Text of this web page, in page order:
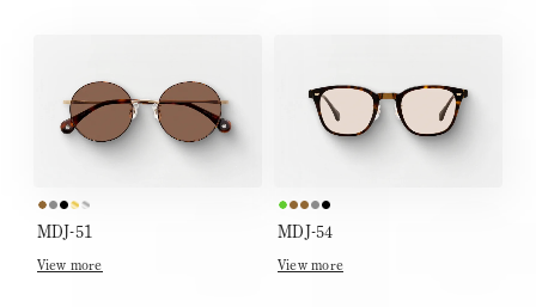
MDJ-51
View more
MDJ-54
View more